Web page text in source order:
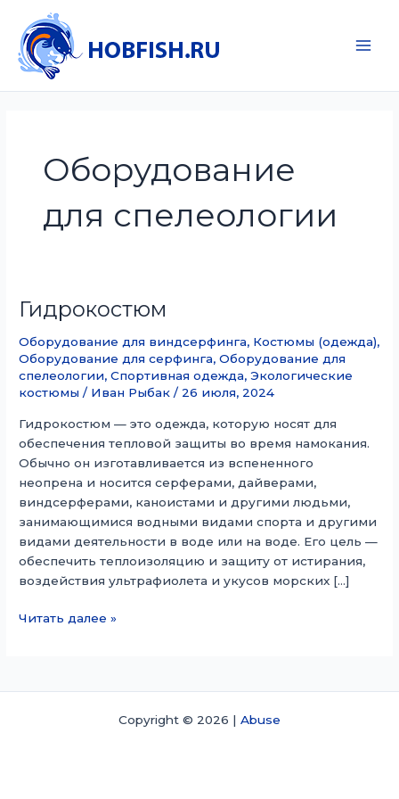
содержимому
Оборудование
для спелеологии
Гидрокостюм
Оборудование для виндсерфинга, Костюмы (одежда),
Оборудование для серфинга,Оборудование для
спелеологии,Спортивная одежда,Экологические
костюмы / Иван Рыбак/ 26 июля, 2024
Гидрокостюм — это одежда, которую носят для
обеспечения тепловой защиты во время намокания.
Обычно он изготавливается из вспененного
неопрена и носится серферами, дайверами,
виндсерферами, каноистами и другими людьми,
занимающимися водными видами спорта и другими
видами деятельности в воде или на воде. Его цель —
обеспечить теплоизоляцию и защиту от истирания,
воздействия ультрафиолета и укусов морских […]
Гидрокостюм
Читать далее »
Copyright © 2026 | Abuse